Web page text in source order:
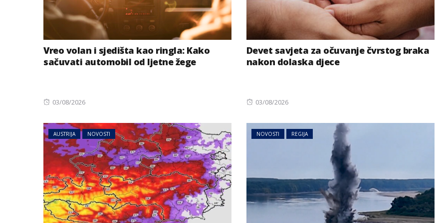
Vreo volan i sjedišta kao ringla: Kako
sačuvati automobil od ljetne žege
Posted
03/08/2026
Devet savjeta za očuvanje čvrstog braka
nakon dolaska djece
Posted
03/08/2026
AUSTRIJA NOVOSTI NOVOSTI REGIJA
Operisali čovjeka kad je
udario jak potres:
Pogledajte reakciju
japanskih hirurga VIDEO
Energetski problemi zbog
niskog vodostaja Dunava